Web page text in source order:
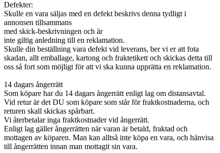
Defekter:
Skulle en vara säljas med en defekt beskrivs denna tydligt i
annonsen tillsammans
med skick-beskrivningen och är
inte giltig anledning till en reklamation.
Skulle din beställning vara defekt vid leverans, ber vi er att fota
skadan, allt emballage, kartong och fraktetikett och skickas detta till
oss så fort som möjligt för att vi ska kunna upprätta en reklamation.
14 dagars ångerrätt
Som köpare har du 14 dagars ångerrätt enligt lag om distansavtal.
Vid retur är det DU som köpare som står för fraktkostnaderna, och
returen skall skickas spårbart.
Vi återbetalar inga fraktkostnader vid ångerrätt.
Enligt lag gäller ångerrätten när varan är betald, fraktad och
mottagen av köparen. Man kan alltså inte köpa en vara, och hänvisa
till ångerrätten innan man mottagit sin vara.